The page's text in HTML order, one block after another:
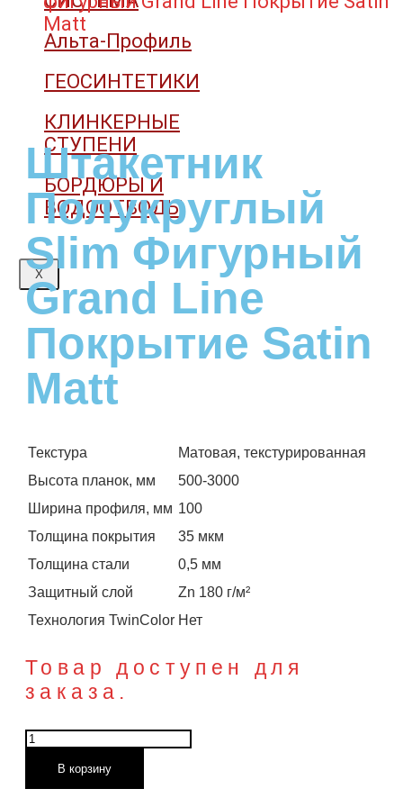
Альта-Профиль
ГЕОСИНТЕТИКИ
КЛИНКЕРНЫЕ
СТУПЕНИ
БОРДЮРЫ И
ВОДООТВОДЫ
X
Matt
Штакетник
Полукруглый
Slim Фигурный
Grand Line
Покрытие Satin
Matt
Текстура
Матовая, текстурированная
Высота планок, мм
500-3000
Ширина профиля, мм 100
Толщина покрытия
35 мкм
Толщина стали
0,5 мм
Защитный слой
Zn 180 г/м²
Технология TwinColor Нет
Товар доступен для
заказа.
Количество
товара
Штакетник
В корзину